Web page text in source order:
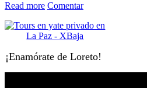
Read more Comentar
¡Enamórate de Loreto!